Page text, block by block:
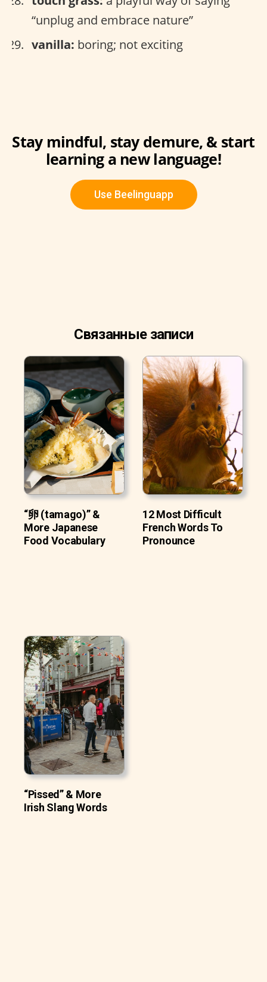
“unplug and embrace nature”
vanilla: boring; not exciting
Stay mindful, stay demure, & start
learning a new language!
Use Beelinguapp
Связанные записи
“卵 (tamago)” &
More Japanese
Food Vocabulary
12 Most Difficult
French Words To
Pronounce
“Pissed” & More
Irish Slang Words